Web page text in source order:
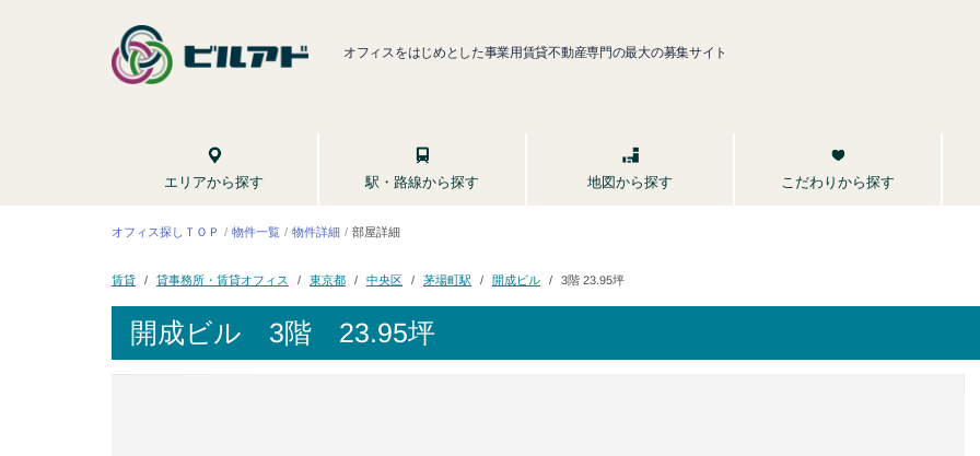
オフィスをはじめとした事業用賃貸不動産専門の最大の募集サイト
エリアから探す 駅・路線から探す 地図から探す こだわりから探す
オフィス探しＴＯＰ 物件一覧 物件詳細 部屋詳細
賃貸 貸事務所・賃貸オフィス 東京都 中央区 茅場町駅 開成ビル 3階 23.95坪
開成ビル 3階 23.95坪